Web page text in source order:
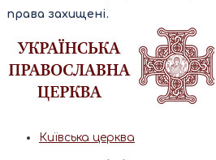
права захищені.
Київська церква